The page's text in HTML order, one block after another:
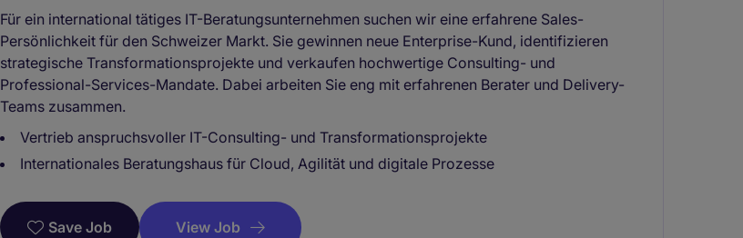
Für ein international tätiges IT-Beratungsunternehmen suchen wir eine erfahrene Sales-
Persönlichkeit für den Schweizer Markt. Sie gewinnen neue Enterprise-Kund, identifizieren
strategische Transformationsprojekte und verkaufen hochwertige Consulting- und
Professional-Services-Mandate. Dabei arbeiten Sie eng mit erfahrenen Berater und Delivery-
Teams zusammen.
Vertrieb anspruchsvoller IT-Consulting- und Transformationsprojekte
Internationales Beratungshaus für Cloud, Agilität und digitale Prozesse
Save Job View Job